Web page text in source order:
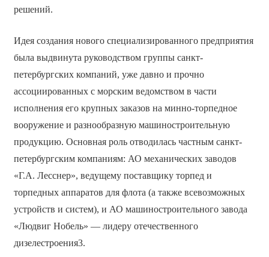
решений.
Идея создания нового специализированного предприятия
была выдвинута руководством группы санкт-
петербургских компаний, уже давно и прочно
ассоциированных с морским ведомством в части
исполнения его крупных заказов на минно-торпедное
вооружение и разнообразную машиностроительную
продукцию. Основная роль отводилась частным санкт-
петербургским компаниям: АО механических заводов
«Г.А. Лесснер», ведущему поставщику торпед и
торпедных аппаратов для флота (а также всевозможных
устройств и систем), и АО машиностроительного завода
«Людвиг Нобель» — лидеру отечественного
дизелестроения3.